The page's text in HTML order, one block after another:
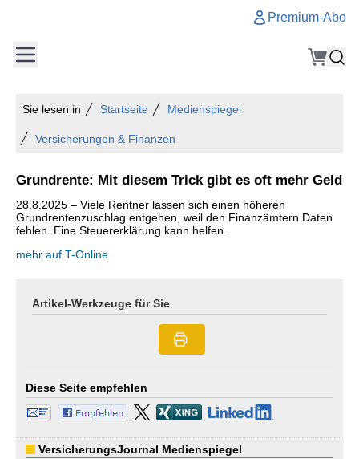
Premium-Abo
Sie lesen in Startseite Medienspiegel
Versicherungen & Finanzen
Grundrente: Mit diesem Trick gibt es oft mehr Geld
28.8.2025 – Viele Rentner lassen sich einen höheren
Grundrentenzuschlag entgehen, weil den Finanzämtern Daten
fehlen. Eine Steuererklärung kann helfen.
mehr auf T-Online
Artikel-Werkzeuge für Sie
Diese Seite empfehlen
VersicherungsJournal Medienspiegel